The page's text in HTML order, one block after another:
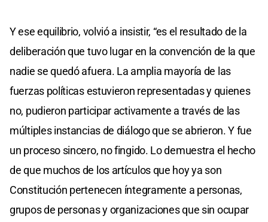
Y ese equilibrio, volvió a insistir, “es el resultado de la
deliberación que tuvo lugar en la convención de la que
nadie se quedó afuera. La amplia mayoría de las
fuerzas políticas estuvieron representadas y quienes
no, pudieron participar activamente a través de las
múltiples instancias de diálogo que se abrieron. Y fue
un proceso sincero, no fingido. Lo demuestra el hecho
de que muchos de los artículos que hoy ya son
Constitución pertenecen íntegramente a personas,
grupos de personas y organizaciones que sin ocupar